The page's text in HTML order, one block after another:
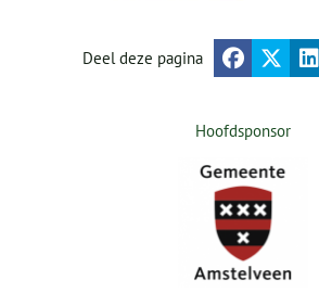
Deel deze pagina
Hoofdsponsor